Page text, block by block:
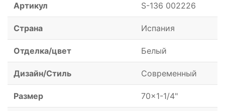
Артикул S-136 002226
Страна Испания
Отделка/цвет Белый
Дизайн/Стиль Современный
Размер 70x1-1/4"